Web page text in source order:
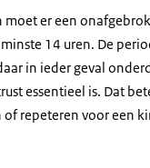
moet er een
14 uren. De
in ieder geval
essentieel is. Dat
repeteren voor een